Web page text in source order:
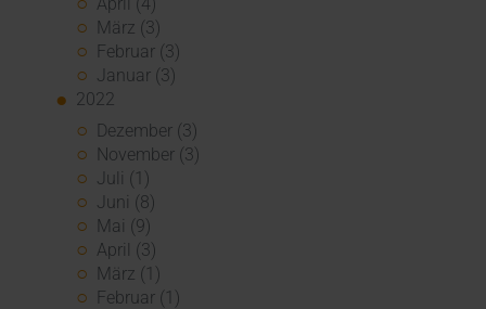
März (3)
Februar (3)
Januar (3)
2022
Dezember (3)
November (3)
Juli (1)
Juni (8)
Mai (9)
April (3)
März (1)
Februar (1)